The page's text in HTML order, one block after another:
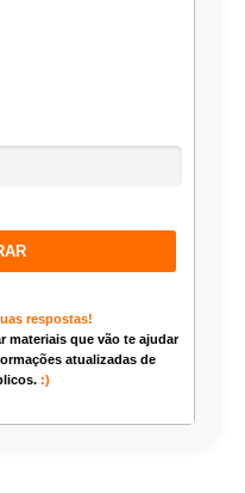
respostas!
materiais que vão te ajudar
atualizadas de
:)